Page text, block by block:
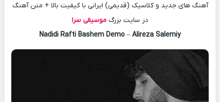
آهنگ های جدید و کلاسیک (قدیمی) ایرانی با کیفیت بالا + متن آهنگ
در سایت بزرگ موسیقی سرا
Nadidi Rafti Bashem Demo – Alireza Salemiy